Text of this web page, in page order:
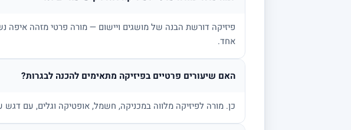
פיזיקה דורשת הבנה של מושגים ויישום — מורה פרטי מזהה איפה
אחד.
האם שיעורים פרטיים בפיזיקה מתאימים להכנה לבגרות?
כן. מורה לפיזיקה מלווה במכניקה, חשמל, אופטיקה וגלים, עם דגש